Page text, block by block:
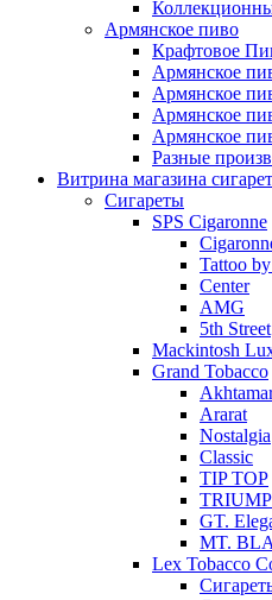
Армянское пиво
Крафтовое
Армянское
Армянское
Армянское
Армянское
Разные
Витрина магазина
Cигареты
SPS Cigaronne
Tattoo
Center
AMG
5th Street
Mackintosh
Grand Tobacco
Ararat
Nostalgia
Classic
TIP TOP
GT.
MT.
Lex Tobacco